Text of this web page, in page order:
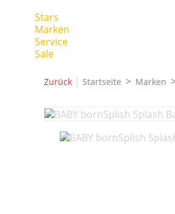
Stars
Marken
Service
Sale
Zurück | Startseite Marken